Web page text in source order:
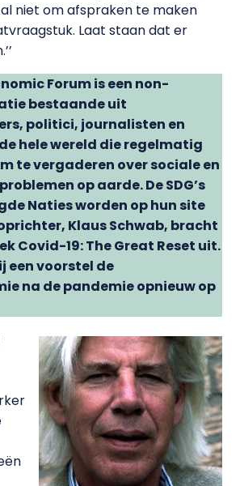
niet om afspraken te maken
Laat staan dat er
Forum is een non-
bestaande uit
politici, journalisten en
hele wereld die regelmatig
te vergaderen over sociale en
op aarde. De SDG’s
Naties worden op hun site
Klaus Schwab, bracht
Covid-19: The Great Reset uit.
een voorstel de
na de pandemie opnieuw op